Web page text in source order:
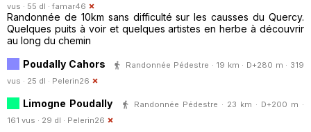
vus · 55 dl · famar46
Randonnée de 10km sans difficulté sur les causses du Quercy.
Quelques puits à voir et quelques artistes en herbe à découvrir
au long du chemin
Poudally Cahors
Randonnée Pédestre · 19 km · D+280 m · 319
vus · 25 dl · Pelerin26
Limogne Poudally
Randonnée Pédestre · 23 km · D+200 m ·
161 vus · 29 dl · Pelerin26